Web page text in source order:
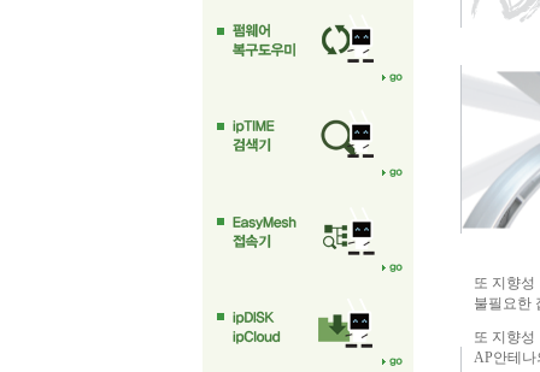
또 지향성
불필요한
또 지향성
AP안테